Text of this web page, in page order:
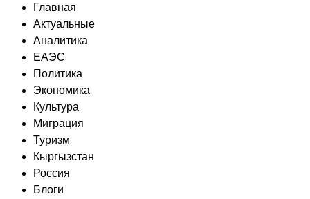
Главная
Актуальные
Аналитика
ЕАЭС
Политика
Экономика
Культура
Миграция
Туризм
Кыргызстан
Россия
Блоги